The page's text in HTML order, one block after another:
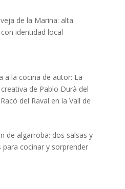
de la Marina: alta
identidad local
a la cocina de autor: La
de Pablo Durà del
del Raval en la Vall de
de algarroba: dos salsas y
para cocinar y sorprender